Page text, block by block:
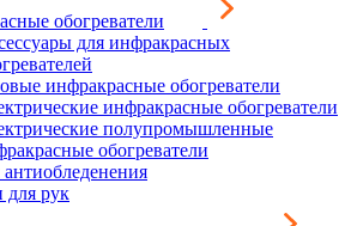
обогреватели
для инфракрасных
инфракрасные обогреватели
инфракрасные обогреватели
полупромышленные
обогреватели
рук